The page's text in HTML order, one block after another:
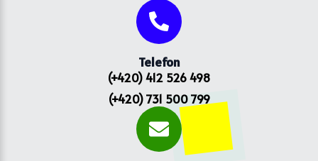
Telefon
(+420) 412 526 498
(+420) 731 500 799